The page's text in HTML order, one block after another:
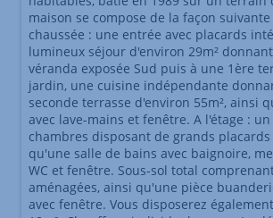
maison se compose de la façon
chaussée : une entrée avec placards
lumineux séjour d'environ 29m²
véranda exposée Sud puis à une 1ère
jardin, une cuisine indépendante
seconde terrasse d'environ 55m², ainsi
avec lave-mains et fenêtre. A l'étage :
chambres disposant de grands
qu'une salle de bains avec baignoire,
WC et fenêtre. Sous-sol total
aménagées, ainsi qu'une pièce
avec fenêtre. Vous disposerez